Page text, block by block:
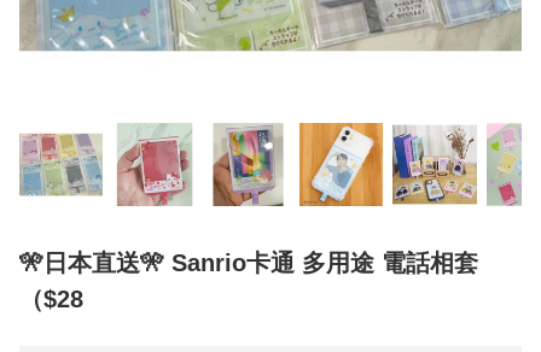
️🎌日本直送🎌 Sanrio卡通 多用途 電話相套
（$28